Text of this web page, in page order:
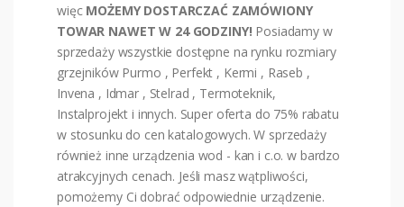
więc MOŻEMY DOSTARCZAĆ ZAMÓWIONY
TOWAR NAWET W 24 GODZINY! Posiadamy w
sprzedaży wszystkie dostępne na rynku rozmiary
grzejników Purmo , Perfekt , Kermi , Raseb ,
Invena , Idmar , Stelrad , Termoteknik,
Instalprojekt i innych. Super oferta do 75% rabatu
w stosunku do cen katalogowych. W sprzedaży
również inne urządzenia wod - kan i c.o. w bardzo
atrakcyjnych cenach. Jeśli masz wątpliwości,
pomożemy Ci dobrać odpowiednie urządzenie.